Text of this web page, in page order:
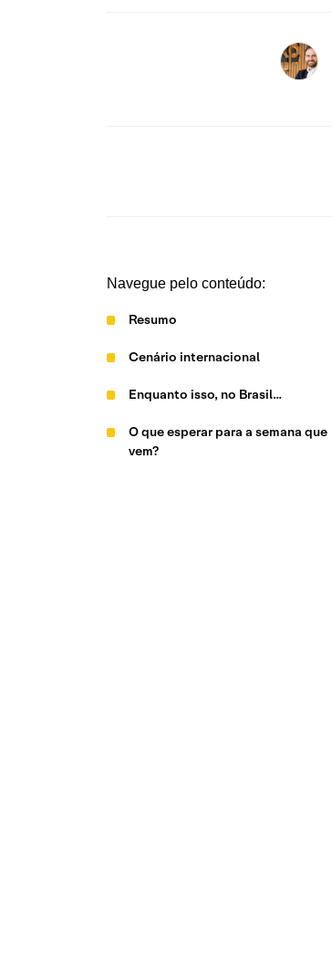
Navegue pelo conteúdo:
Resumo
Cenário internacional
Enquanto isso, no Brasil…
O que esperar para a semana que
vem?